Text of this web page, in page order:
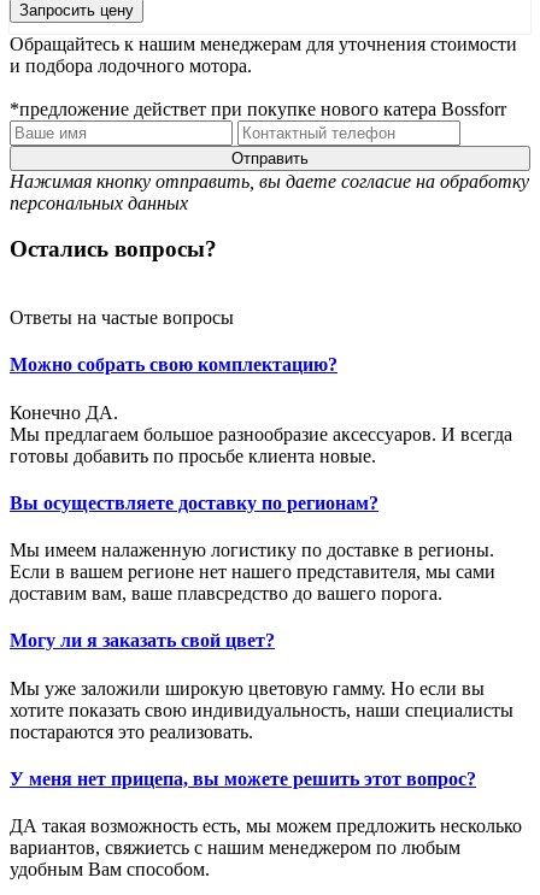
Запросить цену
Обращайтесь к нашим менеджерам для уточнения стоимости
и подбора лодочного мотора.
*предложение действет при покупке нового катера Bossforr
Отправить
Нажимая кнопку отправить, вы даете согласие на обработку
персональных данных
Остались вопросы?
Ответы на частые вопросы
Можно собрать свою комплектацию?
Конечно ДА.
Мы предлагаем большое разнообразие аксессуаров. И всегда
готовы добавить по просьбе клиента новые.
Вы осуществляете доставку по регионам?
Мы имеем налаженную логистику по доставке в регионы.
Если в вашем регионе нет нашего представителя, мы сами
доставим вам, ваше плавсредство до вашего порога.
Могу ли я заказать свой цвет?
Мы уже заложили широкую цветовую гамму. Но если вы
хотите показать свою индивидуальность, наши специалисты
постараются это реализовать.
У меня нет прицепа, вы можете решить этот вопрос?
ДА такая возможность есть, мы можем предложить несколько
вариантов, свяжиетсь с нашим менеджером по любым
удобным Вам способом.